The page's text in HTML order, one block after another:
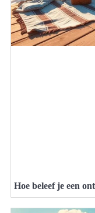
Hoe beleef je een